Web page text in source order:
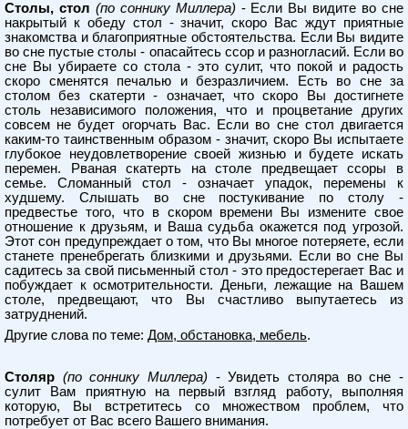
Столы, стол (по соннику Миллера) - Если Вы видите во сне
накрытый к обеду стол - значит, скоро Вас ждут приятные
знакомства и благоприятные обстоятельства. Если Вы видите
во сне пустые столы - опасайтесь ссор и разногласий. Если во
сне Вы убираете со стола - это сулит, что покой и радость
скоро сменятся печалью и безразличием. Есть во сне за
столом без скатерти - означает, что скоро Вы достигнете
столь независимого положения, что и процветание других
совсем не будет огорчать Вас. Если во сне стол двигается
каким-то таинственным образом - значит, скоро Вы испытаете
глубокое неудовлетворение своей жизнью и будете искать
перемен. Рваная скатерть на столе предвещает ссоры в
семье. Сломанный стол - означает упадок, перемены к
худшему. Слышать во сне постукивание по столу -
предвестье того, что в скором времени Вы измените свое
отношение к друзьям, и Ваша судьба окажется под угрозой.
Этот сон предупреждает о том, что Вы многое потеряете, если
станете пренебрегать близкими и друзьями. Если во сне Вы
садитесь за свой письменный стол - это предостерегает Вас и
побуждает к осмотрительности. Деньги, лежащие на Вашем
столе, предвещают, что Вы счастливо выпутаетесь из
затруднений.
Другие слова по теме: Дом, обстановка, мебель.
Столяр (по соннику Миллера) - Увидеть столяра во сне -
сулит Вам приятную на первый взгляд работу, выполняя
которую, Вы встретитесь со множеством проблем, что
потребует от Вас всего Вашего внимания.